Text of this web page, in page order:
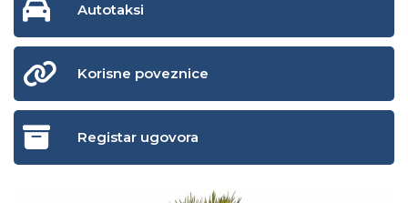
Autotaksi
Korisne poveznice
Registar ugovora